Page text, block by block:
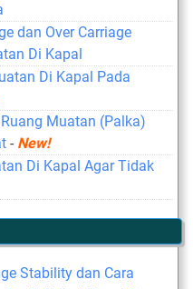
dan Over Carriage
Di Kapal
Di Kapal Pada
Muatan (Palka)
- New!
Di Kapal Agar Tidak
Stability dan Cara